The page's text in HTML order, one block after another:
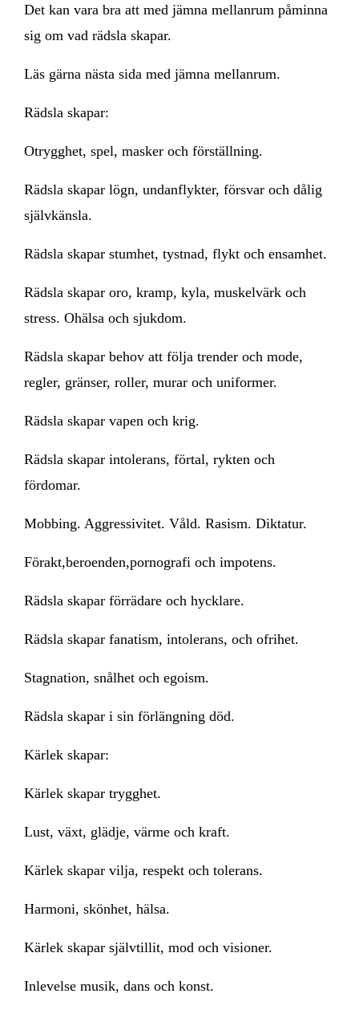
Det kan vara bra att med jämna mellanrum påminna
sig om vad rädsla skapar.
Läs gärna nästa sida med jämna mellanrum.
Rädsla skapar:
Otrygghet, spel, masker och förställning.
Rädsla skapar lögn, undanflykter, försvar och dålig
självkänsla.
Rädsla skapar stumhet, tystnad, flykt och ensamhet.
Rädsla skapar oro, kramp, kyla, muskelvärk och
stress. Ohälsa och sjukdom.
Rädsla skapar behov att följa trender och mode,
regler, gränser, roller, murar och uniformer.
Rädsla skapar vapen och krig.
Rädsla skapar intolerans, förtal, rykten och
fördomar.
Mobbing. Aggressivitet. Våld. Rasism. Diktatur.
Förakt,beroenden,pornografi och impotens.
Rädsla skapar förrädare och hycklare.
Rädsla skapar fanatism, intolerans, och ofrihet.
Stagnation, snålhet och egoism.
Rädsla skapar i sin förlängning död.
Kärlek skapar:
Kärlek skapar trygghet.
Lust, växt, glädje, värme och kraft.
Kärlek skapar vilja, respekt och tolerans.
Harmoni, skönhet, hälsa.
Kärlek skapar självtillit, mod och visioner.
Inlevelse musik, dans och konst.